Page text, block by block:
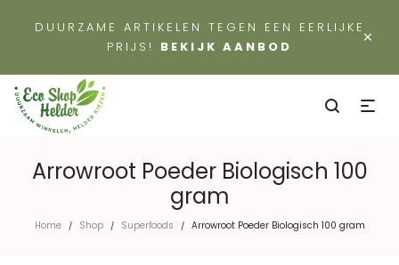
×
DUURZAME ARTIKELEN TEGEN EEN EERLIJKE
PRIJS! BEKIJK AANBOD
Arrowroot Poeder Biologisch 100
gram
Home / Shop / Superfoods / Arrowroot Poeder Biologisch 100 gram